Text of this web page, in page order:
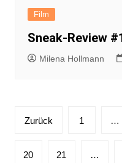
Film
Sneak-Review
Milena Hollmann
Beiträge
Zurück 1 …
20 21 …